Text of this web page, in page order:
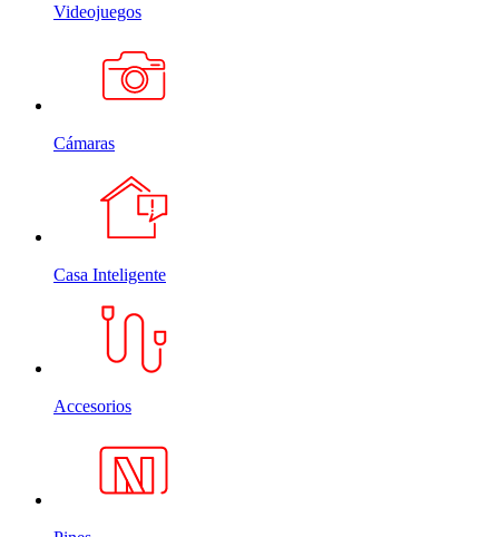
Videojuegos
Cámaras
Casa Inteligente
Accesorios